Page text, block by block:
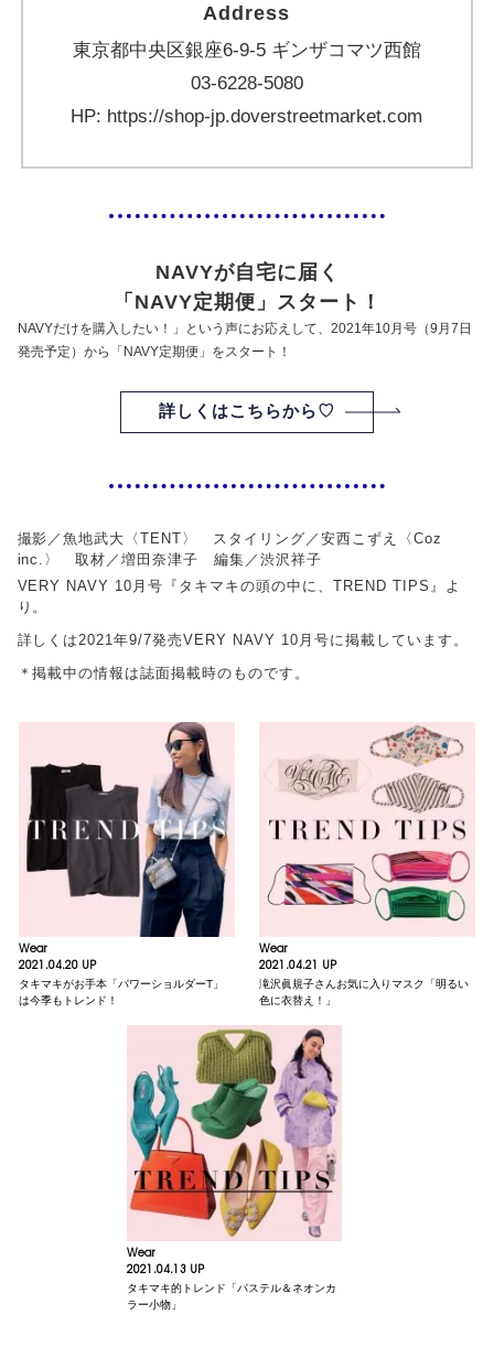
Address
東京都中央区銀座6-9-5 ギンザコマツ西館
03-6228-5080
HP: https://shop-jp.doverstreetmarket.com
NAVYが自宅に届く
「NAVY定期便」スタート！
NAVYだけを購入したい！」という声にお応えして、2021年10月号（9月7日
発売予定）から「NAVY定期便」をスタート！
詳しくはこちらから♡
撮影／魚地武大〈TENT〉 スタイリング／安西こずえ〈Coz
inc.〉 取材／増田奈津子 編集／渋沢祥子
VERY NAVY 10月号『タキマキの頭の中に、TREND TIPS』よ
り。
詳しくは2021年9/7発売VERY NAVY 10月号に掲載しています。
＊掲載中の情報は誌面掲載時のものです。
Wear
2021.04.20 UP
タキマキがお手本「パワーショルダーT」
は今季もトレンド！
Wear
2021.04.21 UP
滝沢眞規子さんお気に入りマスク「明るい
色に衣替え！」
Wear
2021.04.13 UP
タキマキ的トレンド「パステル＆ネオンカ
ラー小物」